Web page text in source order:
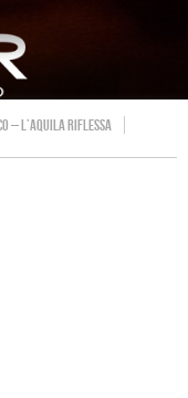
– L’AQUILA RIFLESSA